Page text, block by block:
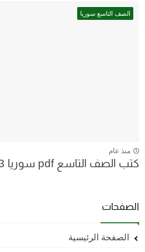
الصف التاسع سوريا
منذ عام
كتب الصف التاسع pdf سوريا 2023 - 2024
الصفحات
الصفحة الرئيسية